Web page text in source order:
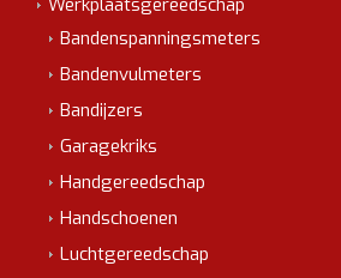
Bandenspanningsmeters
Bandenvulmeters
Bandijzers
Garagekriks
Handgereedschap
Handschoenen
Luchtgereedschap